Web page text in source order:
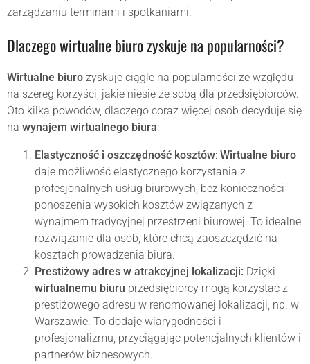
zarządzaniu terminami i spotkaniami.
Dlaczego wirtualne biuro zyskuje na popularności?
Wirtualne biuro zyskuje ciągle na popularności ze względu
na szereg korzyści, jakie niesie ze sobą dla przedsiębiorców.
Oto kilka powodów, dlaczego coraz więcej osób decyduje się
na wynajem wirtualnego biura:
Elastyczność i oszczędność kosztów: Wirtualne biuro
daje możliwość elastycznego korzystania z
profesjonalnych usług biurowych, bez konieczności
ponoszenia wysokich kosztów związanych z
wynajmem tradycyjnej przestrzeni biurowej. To idealne
rozwiązanie dla osób, które chcą zaoszczędzić na
kosztach prowadzenia biura.
Prestiżowy adres w atrakcyjnej lokalizacji: Dzięki
wirtualnemu biuru przedsiębiorcy mogą korzystać z
prestiżowego adresu w renomowanej lokalizacji, np. w
Warszawie. To dodaje wiarygodności i
profesjonalizmu, przyciągając potencjalnych klientów i
partnerów biznesowych.